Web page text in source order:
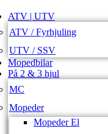
ATV | UTV
ATV / Fyrhjuling
UTV / SSV
Mopedbilar
På 2 & 3 hjul
MC
Mopeder
Mopeder El